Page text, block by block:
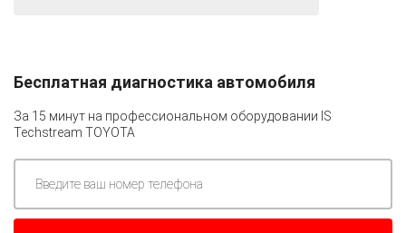
Бесплатная диагностика автомобиля
За 15 минут на профессиональном оборудовании IS
Techstream TOYOTA